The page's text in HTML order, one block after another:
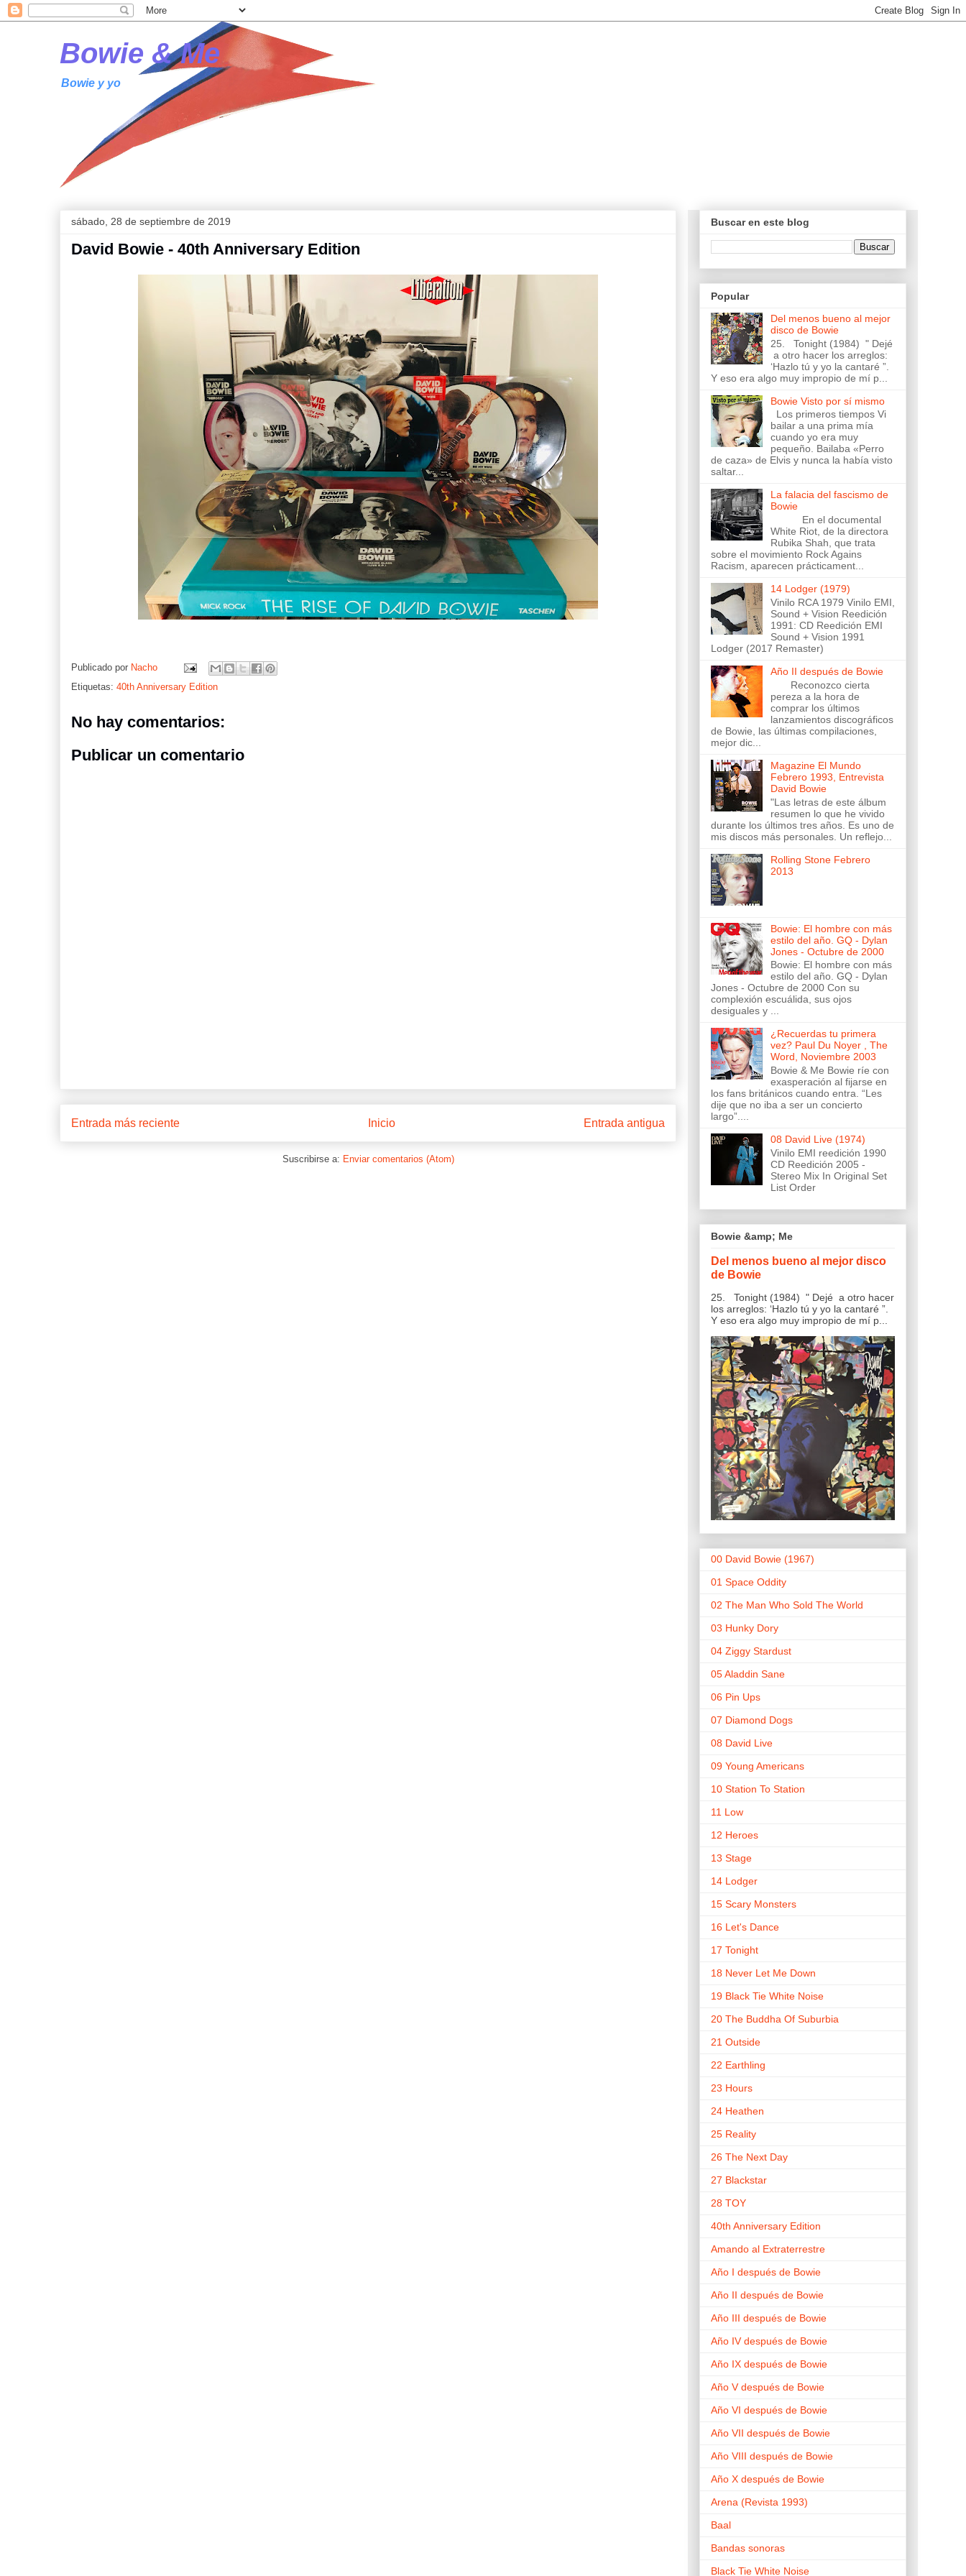
Bowie & Me
Bowie y yo
sábado, 28 de septiembre de 2019
David Bowie - 40th Anniversary Edition
Publicado por Nacho
Etiquetas: 40th Anniversary Edition
No hay comentarios:
Publicar un comentario
Entrada más reciente Entrada antigua
Inicio
Suscribirse a: Enviar comentarios (Atom)
Buscar en este blog
Popular
Del menos bueno al mejor
disco de Bowie
25. Tonight (1984) " Dejé
a otro hacer los arreglos:
‘Hazlo tú y yo la cantaré ”.
Y eso era algo muy impropio de mí p...
Bowie Visto por sí mismo
Los primeros tiempos Vi
bailar a una prima mía
cuando yo era muy
pequeño. Bailaba «Perro
de caza» de Elvis y nunca la había visto
saltar...
La falacia del fascismo de
Bowie
En el documental
White Riot, de la directora
Rubika Shah, que trata
sobre el movimiento Rock Agains
Racism, aparecen prácticament...
14 Lodger (1979)
Vinilo RCA 1979 Vinilo EMI,
Sound + Vision Reedición
1991: CD Reedición EMI
Sound + Vision 1991
Lodger (2017 Remaster)
Año II después de Bowie
Reconozco cierta
pereza a la hora de
comprar los últimos
lanzamientos discográficos
de Bowie, las últimas compilaciones,
mejor dic...
Magazine El Mundo
Febrero 1993, Entrevista
David Bowie
"Las letras de este álbum
resumen lo que he vivido
durante los últimos tres años. Es uno de
mis discos más personales. Un reflejo...
Rolling Stone Febrero
2013
Bowie: El hombre con más
estilo del año. GQ - Dylan
Jones - Octubre de 2000
Bowie: El hombre con más
estilo del año. GQ - Dylan
Jones - Octubre de 2000 Con su
complexión escuálida, sus ojos
desiguales y ...
¿Recuerdas tu primera
vez? Paul Du Noyer , The
Word, Noviembre 2003
Bowie & Me Bowie ríe con
exasperación al fijarse en
los fans británicos cuando entra. “Les
dije que no iba a ser un concierto
largo”....
08 David Live (1974)
Vinilo EMI reedición 1990
CD Reedición 2005 -
Stereo Mix In Original Set
List Order
Bowie &amp; Me
Del menos bueno al mejor disco
de Bowie
25. Tonight (1984) " Dejé a otro hacer
los arreglos: ‘Hazlo tú y yo la cantaré ”.
Y eso era algo muy impropio de mí p...
00 David Bowie (1967)
01 Space Oddity
02 The Man Who Sold The World
03 Hunky Dory
04 Ziggy Stardust
05 Aladdin Sane
06 Pin Ups
07 Diamond Dogs
08 David Live
09 Young Americans
10 Station To Station
11 Low
12 Heroes
13 Stage
14 Lodger
15 Scary Monsters
16 Let's Dance
17 Tonight
18 Never Let Me Down
19 Black Tie White Noise
20 The Buddha Of Suburbia
21 Outside
22 Earthling
23 Hours
24 Heathen
25 Reality
26 The Next Day
27 Blackstar
28 TOY
40th Anniversary Edition
Amando al Extraterrestre
Año I después de Bowie
Año II después de Bowie
Año III después de Bowie
Año IV después de Bowie
Año IX después de Bowie
Año V después de Bowie
Año VI después de Bowie
Año VII después de Bowie
Año VIII después de Bowie
Año X después de Bowie
Arena (Revista 1993)
Baal
Bandas sonoras
Black Tie White Noise